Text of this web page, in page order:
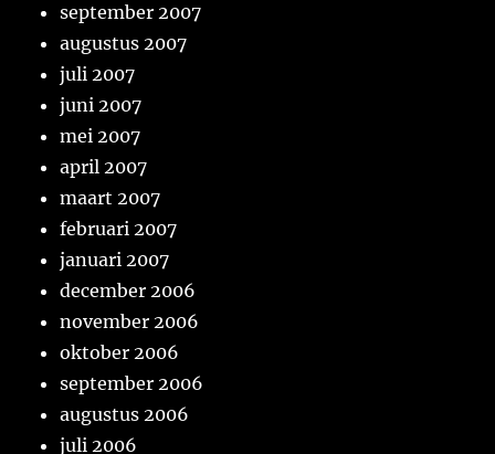
september 2007
augustus 2007
juli 2007
juni 2007
mei 2007
april 2007
maart 2007
februari 2007
januari 2007
december 2006
november 2006
oktober 2006
september 2006
augustus 2006
juli 2006